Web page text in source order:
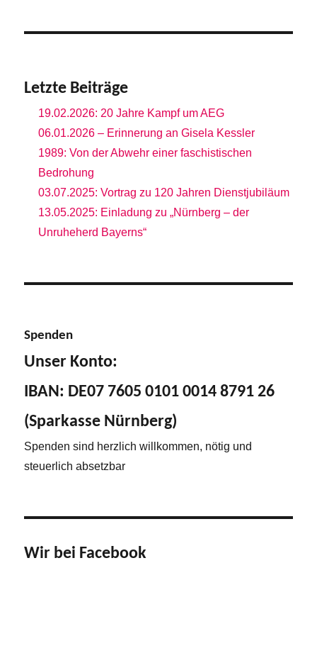
Letzte Beiträge
19.02.2026: 20 Jahre Kampf um AEG
06.01.2026 – Erinnerung an Gisela Kessler
1989: Von der Abwehr einer faschistischen
Bedrohung
03.07.2025: Vortrag zu 120 Jahren Dienstjubiläum
13.05.2025: Einladung zu „Nürnberg – der
Unruheherd Bayerns“
Spenden
Unser Konto:
IBAN: DE07 7605 0101 0014 8791 26
(Sparkasse Nürnberg)
Spenden sind herzlich willkommen, nötig und
steuerlich absetzbar
Wir bei Facebook